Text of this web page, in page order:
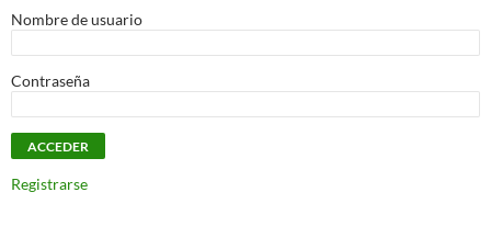
Nombre de usuario
Contraseña
Registrarse